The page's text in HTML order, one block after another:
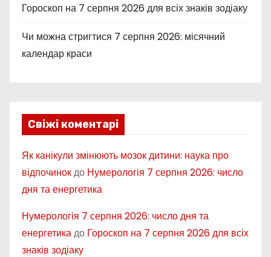
в
Гороскоп на 7 серпня 2026 для всіх знаків зодіаку
Чи можна стригтися 7 серпня 2026: місячний
календар краси
Свіжі коментарі
Як канікули змінюють мозок дитини: наука про
відпочинокдо Нумерологія 7 серпня 2026: число
дня та енергетика
Нумерологія 7 серпня 2026: число дня та
енергетикадо Гороскоп на 7 серпня 2026 для всіх
знаків зодіаку